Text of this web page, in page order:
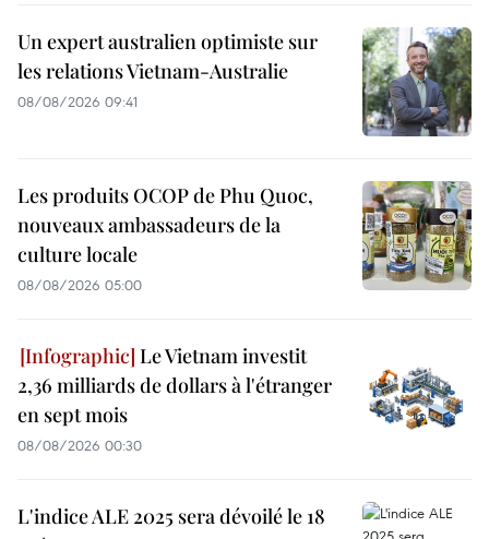
Un expert australien optimiste sur
les relations Vietnam-Australie
08/08/2026 09:41
Les produits OCOP de Phu Quoc,
nouveaux ambassadeurs de la
culture locale
08/08/2026 05:00
Le Vietnam investit
2,36 milliards de dollars à l'étranger
en sept mois
08/08/2026 00:30
L'indice ALE 2025 sera dévoilé le 18